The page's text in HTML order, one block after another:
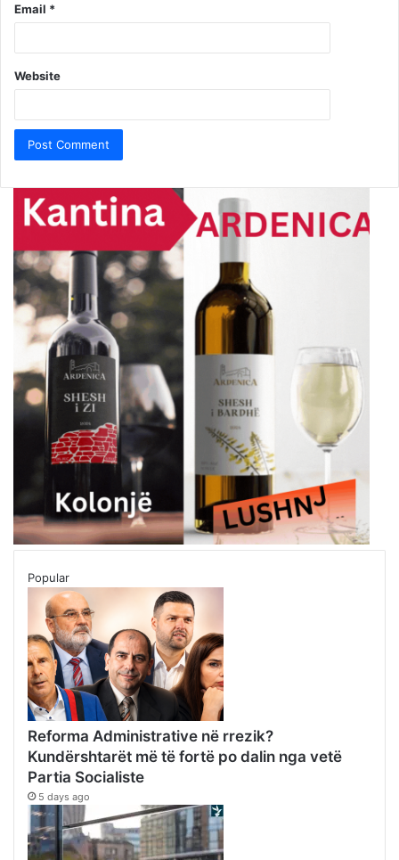
Email *
Website
Popular
Reforma Administrative në rrezik?
Kundërshtarët më të fortë po dalin nga vetë
Partia Socialiste
5 days ago